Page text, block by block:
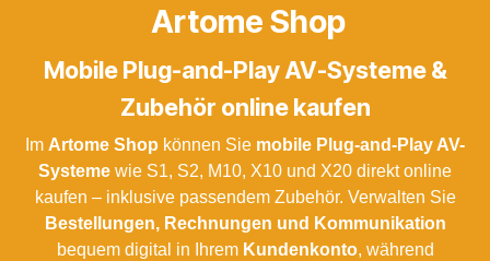
Artome Shop
Mobile Plug-and-Play AV-Systeme &
Zubehör online kaufen
Im Artome Shop können Sie mobile Plug-and-Play AV-
Systeme wie S1, S2, M10, X10 und X20 direkt online
kaufen – inklusive passendem Zubehör. Verwalten Sie
Bestellungen, Rechnungen und Kommunikation
bequem digital in Ihrem Kundenkonto, während